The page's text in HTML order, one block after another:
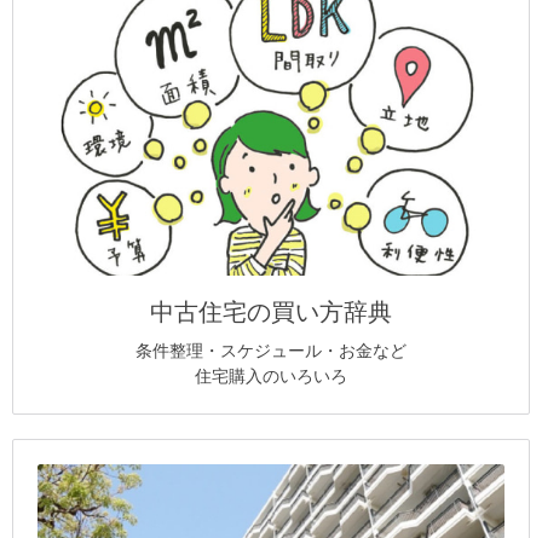
中古住宅の買い方辞典
条件整理・スケジュール・お金など
住宅購入のいろいろ